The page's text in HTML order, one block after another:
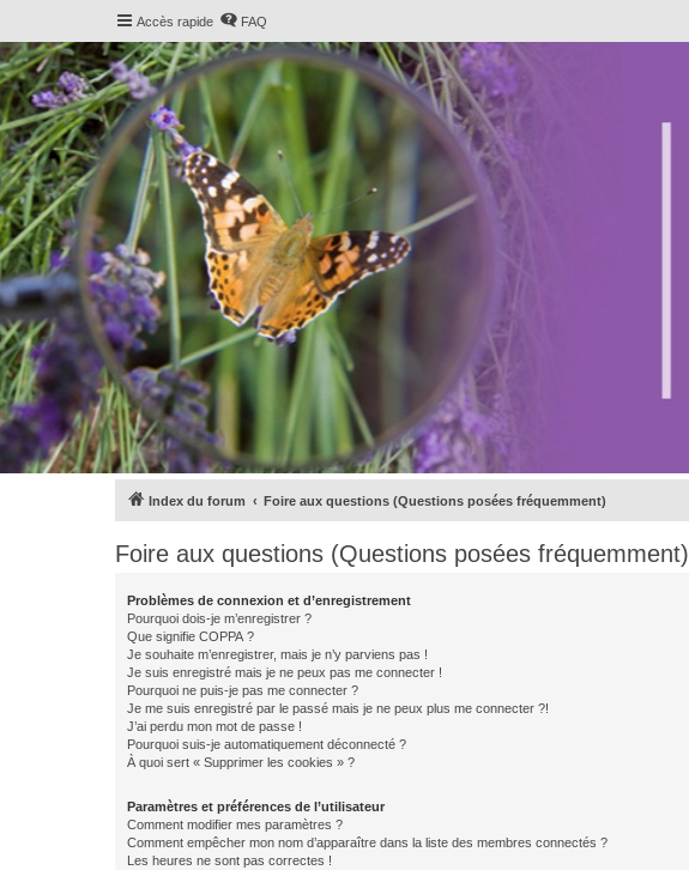
Accès rapide FAQ
Index du forum Foire aux questions (Questions posées fréquemment)
Foire aux questions (Questions posées fréquemment)
Problèmes de connexion et d’enregistrement
Pourquoi dois-je m’enregistrer ?
Que signifie COPPA ?
Je souhaite m’enregistrer, mais je n’y parviens pas !
Je suis enregistré mais je ne peux pas me connecter !
Pourquoi ne puis-je pas me connecter ?
Je me suis enregistré par le passé mais je ne peux plus me connecter ?!
J’ai perdu mon mot de passe !
Pourquoi suis-je automatiquement déconnecté ?
À quoi sert « Supprimer les cookies » ?
Paramètres et préférences de l’utilisateur
Comment modifier mes paramètres ?
Comment empêcher mon nom d’apparaître dans la liste des membres connectés ?
Les heures ne sont pas correctes !